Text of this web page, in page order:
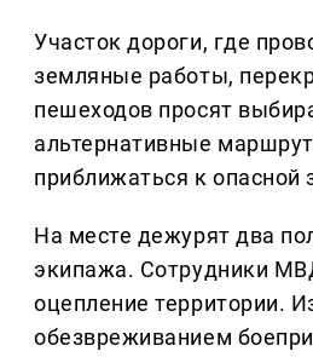
Участок дороги, где
земляные работы,
пешеходов просят
альтернативные
приближаться к опасной
На месте дежурят два
экипажа. Сотрудники
оцепление территории.
обезвреживанием